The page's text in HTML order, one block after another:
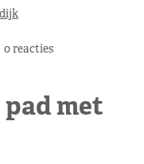
0 reacties
met